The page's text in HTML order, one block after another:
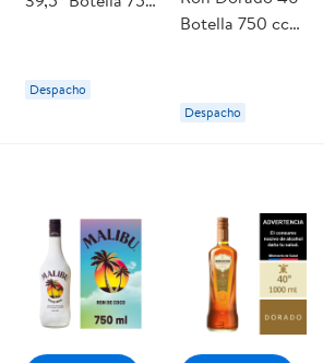
Despacho
Botella 750 cc
Despacho